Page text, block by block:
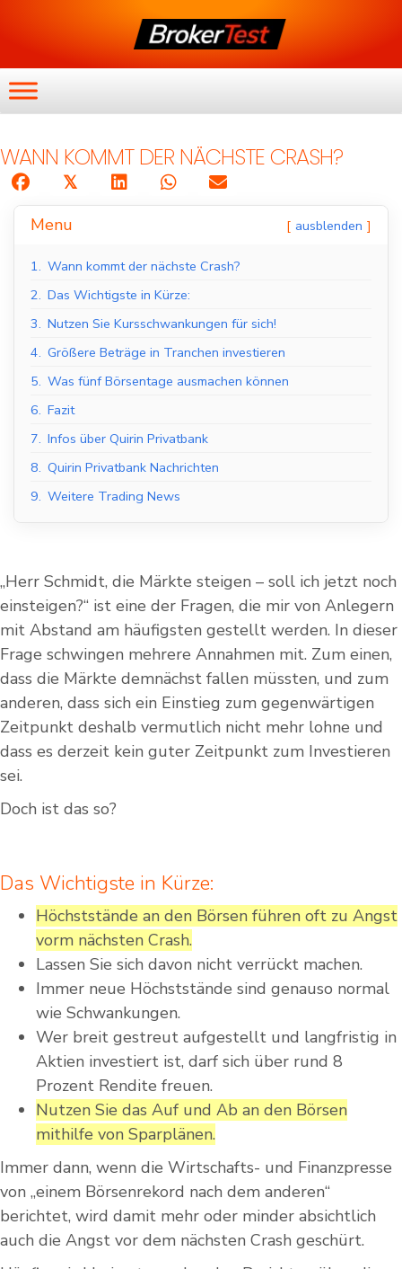
WANN KOMMT DER NÄCHSTE CRASH?
𝕏
Menu ausblenden
1. Wann kommt der nächste Crash?
2. Das Wichtigste in Kürze:
3. Nutzen Sie Kursschwankungen für sich!
4. Größere Beträge in Tranchen investieren
5. Was fünf Börsentage ausmachen können
6. Fazit
7. Infos über Quirin Privatbank
8. Quirin Privatbank Nachrichten
9. Weitere Trading News
„Herr Schmidt, die Märkte steigen – soll ich jetzt noch
einsteigen?“ ist eine der Fragen, die mir von Anlegern
mit Abstand am häufigsten gestellt werden. In dieser
Frage schwingen mehrere Annahmen mit. Zum einen,
dass die Märkte demnächst fallen müssten, und zum
anderen, dass sich ein Einstieg zum gegenwärtigen
Zeitpunkt deshalb vermutlich nicht mehr lohne und
dass es derzeit kein guter Zeitpunkt zum Investieren
sei.
Doch ist das so?
Das Wichtigste in Kürze:
Höchststände an den Börsen führen oft zu Angst
vorm nächsten Crash.
Lassen Sie sich davon nicht verrückt machen.
Immer neue Höchststände sind genauso normal
wie Schwankungen.
Wer breit gestreut aufgestellt und langfristig in
Aktien investiert ist, darf sich über rund 8
Prozent Rendite freuen.
Nutzen Sie das Auf und Ab an den Börsen
mithilfe von Sparplänen.
Immer dann, wenn die Wirtschafts- und Finanzpresse
von „einem Börsenrekord nach dem anderen“
berichtet, wird damit mehr oder minder absichtlich
auch die Angst vor dem nächsten Crash geschürt.